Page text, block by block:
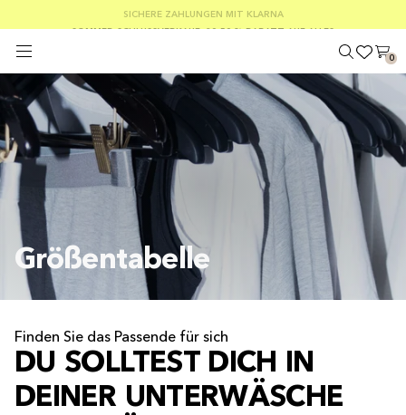
SOMMER-SCHLUSSVERKAUF: 30–50 % RABATT AUF ALLES
KOSTENLOSER VERSAND AB EINEM BESTELLWERT VON 100 €
SICHERE ZAHLUNGEN MIT KLARNA
0
Größentabelle
Finden Sie das Passende für sich
DU SOLLTEST DICH IN
DEINER UNTERWÄSCHE